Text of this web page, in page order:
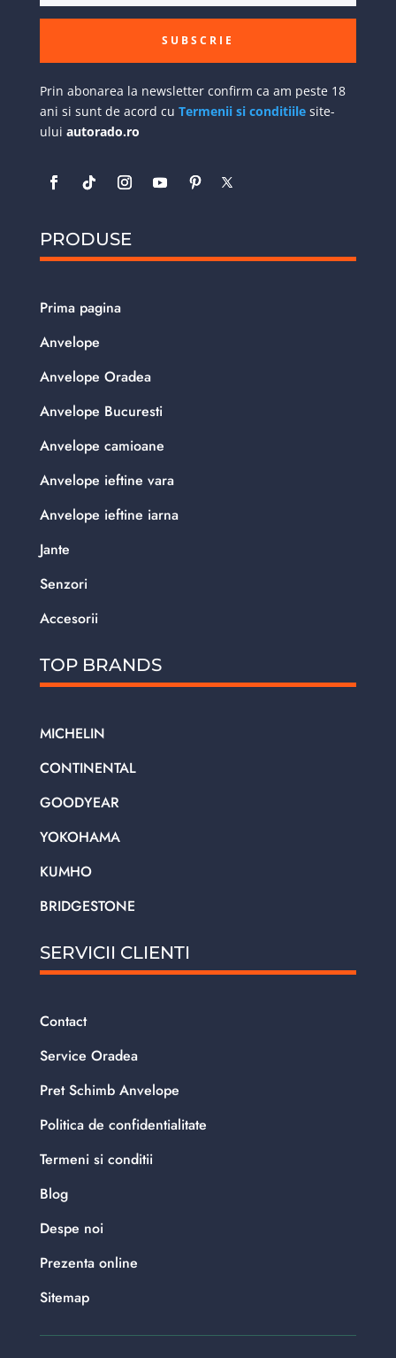
SUBSCRIE
Prin abonarea la newsletter confirm ca am peste 18
ani si sunt de acord cu Termenii si conditiilesite-
ului autorado.ro
PRODUSE
Prima pagina
Anvelope
Anvelope Oradea
Anvelope Bucuresti
Anvelope camioane
Anvelope ieftine vara
Anvelope ieftine iarna
Jante
Senzori
Accesorii
TOP BRANDS
MICHELIN
CONTINENTAL
GOODYEAR
YOKOHAMA
KUMHO
BRIDGESTONE
SERVICII CLIENTI
Contact
Service Oradea
Pret Schimb Anvelope
Politica de confidentialitate
Termeni si conditii
Blog
Despe noi
Prezenta online
Sitemap